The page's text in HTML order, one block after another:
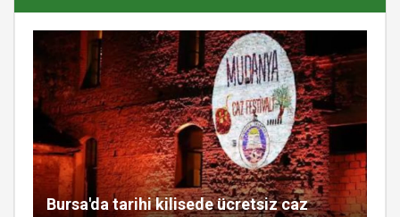
Bursa'da tarihi kilisede ücretsiz caz